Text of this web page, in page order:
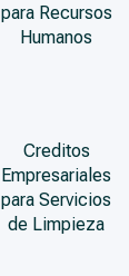
para Recursos
Humanos
Creditos
Empresariales
para Servicios
de Limpieza